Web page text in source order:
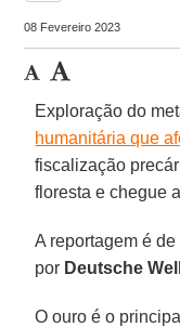
08 Fevereiro 2023
Exploração do
humanitária que
fiscalização
floresta e chegue
A reportagem é de
por Deutsche
O ouro é o